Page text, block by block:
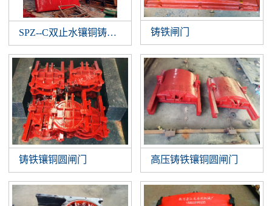
SPZ--C双止水镶铜铸铁闸门 铸铁闸门
铸铁镶铜圆闸门 高压铸铁镶铜圆闸门